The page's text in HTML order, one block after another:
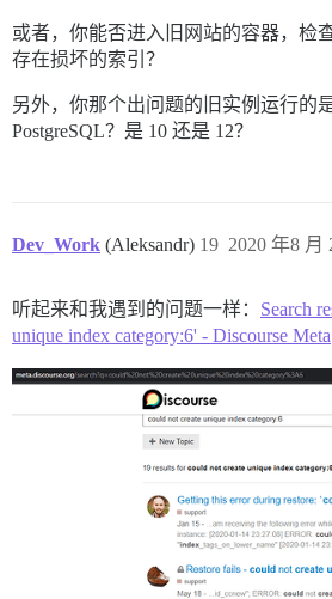
或者，你能否进入旧网站的容器，检
存在损坏的索引？
另外，你那个出问题的旧实例运行的
PostgreSQL？是 10 还是 12？
Dev_Work (Aleksandr) 2020 年8 月
19
听起来和我遇到的问题一样： Search
unique index category:6' - Discourse Meta